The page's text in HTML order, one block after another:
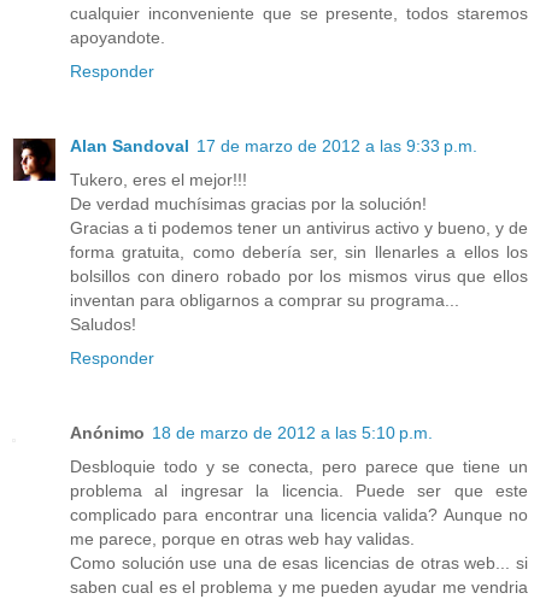
cualquier inconveniente que se presente, todos staremos
apoyandote.
Responder
Alan Sandoval 17 de marzo de 2012 a las 9:33 p.m.
Tukero, eres el mejor!!!
De verdad muchísimas gracias por la solución!
Gracias a ti podemos tener un antivirus activo y bueno, y de
forma gratuita, como debería ser, sin llenarles a ellos los
bolsillos con dinero robado por los mismos virus que ellos
inventan para obligarnos a comprar su programa...
Saludos!
Responder
Anónimo 18 de marzo de 2012 a las 5:10 p.m.
Desbloquie todo y se conecta, pero parece que tiene un
problema al ingresar la licencia. Puede ser que este
complicado para encontrar una licencia valida? Aunque no
me parece, porque en otras web hay validas.
Como solución use una de esas licencias de otras web... si
saben cual es el problema y me pueden ayudar me vendria